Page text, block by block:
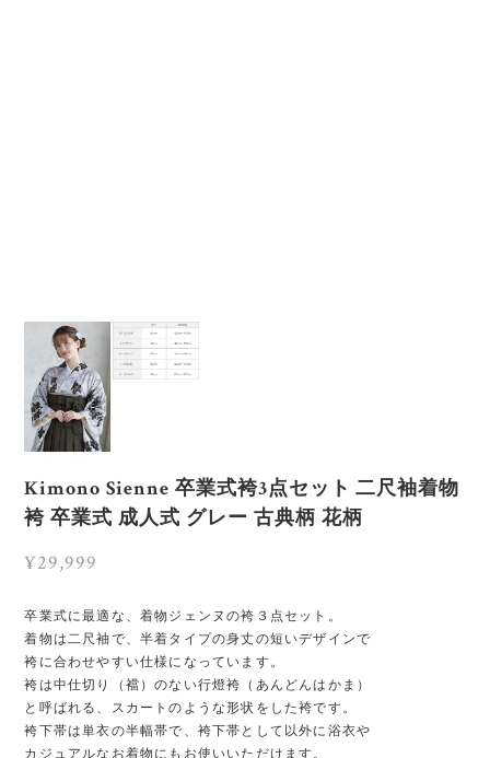
Kimono Sienne 卒業式袴3点セット 二尺袖着物
袴 卒業式 成人式 グレー 古典柄 花柄
¥29,999
卒業式に最適な、着物ジェンヌの袴３点セット。
着物は二尺袖で、半着タイプの身丈の短いデザインで
袴に合わせやすい仕様になっています。
袴は中仕切り（襠）のない行燈袴（あんどんはかま）
と呼ばれる、スカートのような形状をした袴です。
袴下帯は単衣の半幅帯で、袴下帯として以外に浴衣や
カジュアルなお着物にもお使いいただけます。